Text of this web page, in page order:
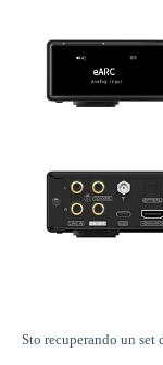
Sto recuperando un